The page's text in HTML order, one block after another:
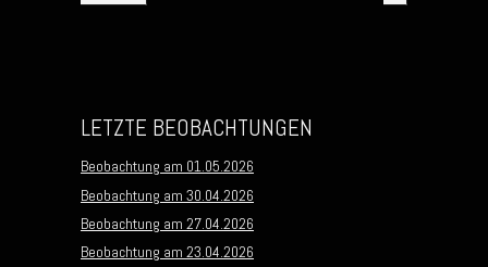
LETZTE BEOBACHTUNGEN
Beobachtung am 01.05.2026
Beobachtung am 30.04.2026
Beobachtung am 27.04.2026
Beobachtung am 23.04.2026